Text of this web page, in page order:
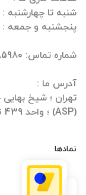
تهران ؛ شیخ بهایی
(ASP) ؛ واحد 439 تجاری
نمادها